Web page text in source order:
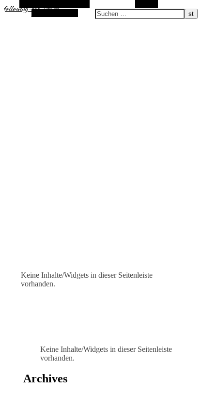
following-the-sun.de
Zufallsauswahl
Keine Inhalte/Widgets in dieser Seitenleiste
vorhanden.
Keine Inhalte/Widgets in dieser Seitenleiste
vorhanden.
Archives